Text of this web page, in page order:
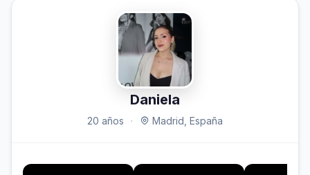
Daniela
20 años · Madrid, España